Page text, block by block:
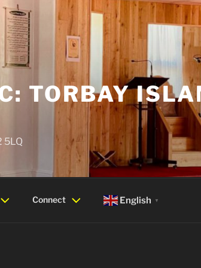
TORBAY
5LQ
Connect English ▼